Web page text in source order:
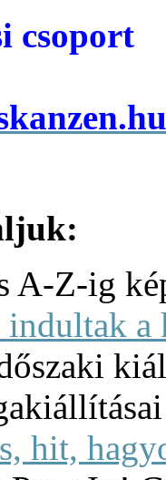
csoport
A-Z-ig
indultak
hit,